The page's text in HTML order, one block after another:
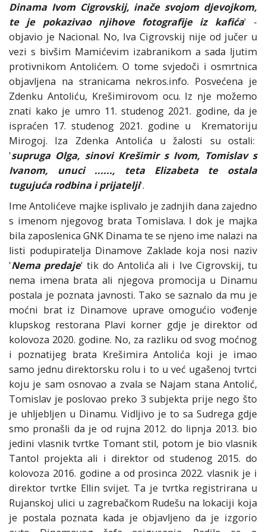
Dinama Ivom Cigrovskij, inače svojom djevojkom,
te je pokazivao njihove fotografije iz kafića' -
objavio je Nacional. No, Iva Cigrovskij nije od jučer u
vezi s bivšim Mamićevim izabranikom a sada ljutim
protivnikom Antolićem. O tome svjedoči i osmrtnica
objavljena na stranicama nekros.info. Posvećena je
Zdenku Antoliću, Krešimirovom ocu. Iz nje možemo
znati kako je umro 11. studenog 2021. godine, da je
ispraćen 17. studenog 2021. godine u Krematoriju
Mirogoj. Iza Zdenka Antolića u žalosti su ostali:
'supruga Olga, sinovi Krešimir s Ivom, Tomislav s
Ivanom, unuci ......, teta Elizabeta te ostala
tugujuća rodbina i prijatelji'.
Ime Antolićeve majke isplivalo je zadnjih dana zajedno
s imenom njegovog brata Tomislava. I dok je majka
bila zaposlenica GNK Dinama te se njeno ime nalazi na
listi podupiratelja Dinamove Zaklade koja nosi naziv
'Nema predaje' tik do Antolića ali i Ive Cigrovskij, tu
nema imena brata ali njegova promocija u Dinamu
postala je poznata javnosti. Tako se saznalo da mu je
moćni brat iz Dinamove uprave omogućio vođenje
klupskog restorana Plavi korner gdje je direktor od
kolovoza 2020. godine. No, za razliku od svog moćnog
i poznatijeg brata Krešimira Antolića koji je imao
samo jednu direktorsku rolu i to u već ugašenoj tvrtci
koju je sam osnovao a zvala se Najam stana Antolić,
Tomislav je poslovao preko 3 subjekta prije nego što
je uhljebljen u Dinamu. Vidljivo je to sa Sudrega gdje
smo pronašli da je od rujna 2012. do lipnja 2013. bio
jedini vlasnik tvrtke Tomant stil, potom je bio vlasnik
Tantol projekta ali i direktor od studenog 2015. do
kolovoza 2016. godine a od prosinca 2022. vlasnik je i
direktor tvrtke Ellin svijet. Ta je tvrtka registrirana u
Rujanskoj ulici u zagrebačkom Rudešu na lokaciji koja
je postala poznata kada je objavljeno da je izgorio